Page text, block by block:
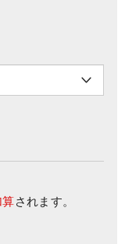
算されます。